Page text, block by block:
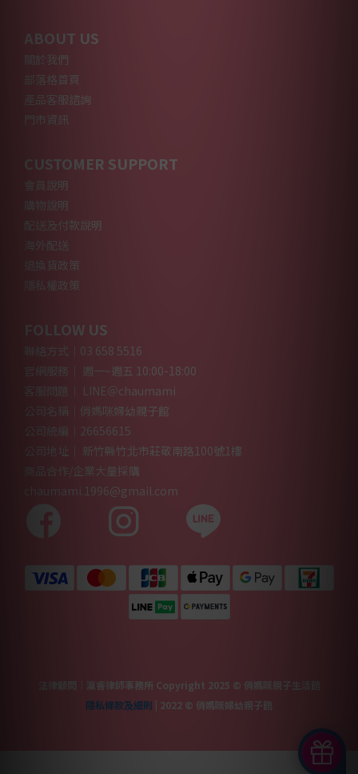
ABOUT US
關於我們
部落格首頁
產品客服諮詢
門市資訊
CUSTOMER SUPPORT
會員說明
購物說明
配送及付款說明
海外配送
退換貨政策
隱私權政策
FOLLOW US
聯絡方式｜03 658 5516
官網服務｜ 週一~週五 10:00-18:00
客服問題｜ LINE＠chaumami
公司名稱｜俏媽咪婦幼親子館
公司統編｜26656615
公司地址｜ 新竹縣竹北市莊敬南路100號1樓
商品合作/企業大量採購
chaumami.1996@gmail.com
法律顧問｜瀛睿律師事務所 Copyright 2025 © 俏媽咪親子生活館
隱私條款及細則 | 2022 © 俏媽咪婦幼親子館